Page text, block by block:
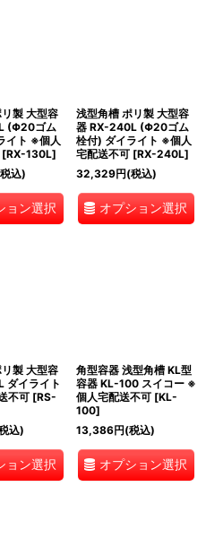
製 大型容
(Φ20ゴム
イト ※個人
[RX-130L]
込)
ョン選択
浅型角槽 ポリ製 大型容
器 RX-240L (Φ20ゴム
栓付) ダイライト ※個人
宅配送不可 [RX-240L]
32,329円(税込)
オプション選択
製 大型容
ダイライト
不可 [RS-
込)
ョン選択
角型容器 浅型角槽 KL型
容器 KL-100 スイコー ※
個人宅配送不可 [KL-
100]
13,386円(税込)
オプション選択